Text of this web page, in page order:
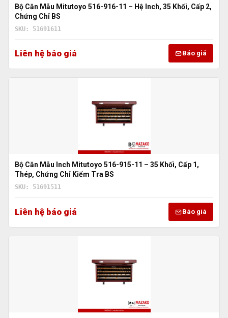
Bộ Căn Mẫu Mitutoyo 516-916-11 – Hệ Inch, 35 Khối, Cấp 2,
Chứng Chỉ BS
SKU: 51691611
Liên hệ báo giá Báo giá
Bộ Căn Mẫu Inch Mitutoyo 516-915-11 – 35 Khối, Cấp 1,
Thép, Chứng Chỉ Kiểm Tra BS
SKU: 51691511
Liên hệ báo giá Báo giá